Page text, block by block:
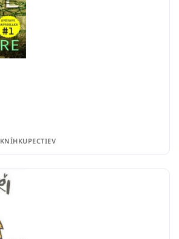
KNÍHKUPECTIEV